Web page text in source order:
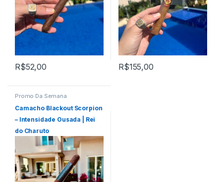
R$52,00 R$155,00
Promo Da Semana
Camacho Blackout Scorpion
– Intensidade Ousada | Rei
do Charuto